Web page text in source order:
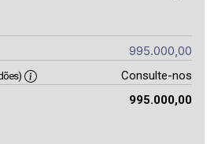
995.000,00
Consulte-nos
995.000,00